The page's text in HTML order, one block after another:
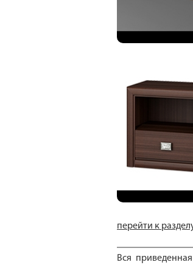
перейти к
Вся